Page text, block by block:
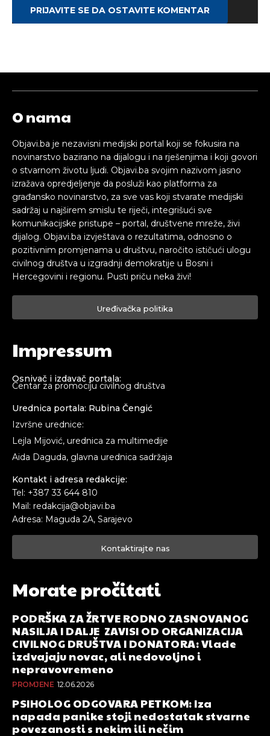
PRIJAVITE SE DA OSTAVITE KOMENTAR
O nama
Objavi.ba je nezavisni medijski portal koji se fokusira na
novinarstvo bazirano na dijalogu i na rješenjima i koji govori
o stvarnom životu ljudi. Objavi.ba svojim nazivom jasno
izražava opredjeljenje da posluži kao platforma za
građansko novinarstvo, za sve vas koji stvarate medijski
sadržaj u najširem smislu te riječi, integrišući sve
komunikacijske pristupe – portal, društvene mreže, živi
dijalog. Objavi.ba izvještava o rezultatima, odnosno o
pozitivnim promjenama u društvu, naročito ističući ulogu
civilnog društva u izgradnji demokratije u Bosni i
Hercegovini i regionu. Pusti priču neka živi!
Uređivačka politika
Impressum
Osnivač i izdavač portala:
Centar za promociju civilnog društva
Urednica portala: Rubina Čengić
Izvršne urednice:
Lejla Mijović, urednica za multimedije
Aida Daguda, glavna urednica sadržaja
Kontakt i adresa redakcije:
Tel: +387 33 644 810
Mail: redakcija@objavi.ba
Adresa: Maguda 2A, Sarajevo
Kontaktirajte nas
Morate pročitati
PODRŠKA ZA ŽRTVE RODNO ZASNOVANOG
NASILJA I DALJE ZAVISI OD ORGANIZACIJA
CIVILNOG DRUŠTVA I DONATORA: Vlade
izdvajaju novac, ali nedovoljno i
nepravovremeno
PROMJENE 12.06.2026
PSIHOLOG ODGOVARA PETKOM: Iza
napada panike stoji nedostatak stvarne
povezanosti s nekim ili nečim